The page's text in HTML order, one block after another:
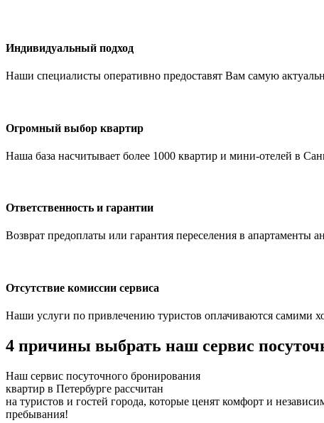
Индивидуальный подход
Наши специалисты оперативно предоставят Вам самую
Огромный выбор квартир
Наша база насчитывает более 1000 квартир и мини-отелей в
Ответственность и гарантии
Возврат предоплаты или гарантия переселения в апартаменты
Отсутствие комиссии сервиса
Наши услуги по привлечению туристов оплачиваются самими
4 причины выбрать наш сервис
Наш сервис посуточного бронирования
квартир в Петербурге рассчитан
на туристов и гостей города, которые ценят комфорт и
пребывания!